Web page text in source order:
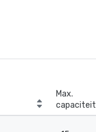
Max.
capaciteit